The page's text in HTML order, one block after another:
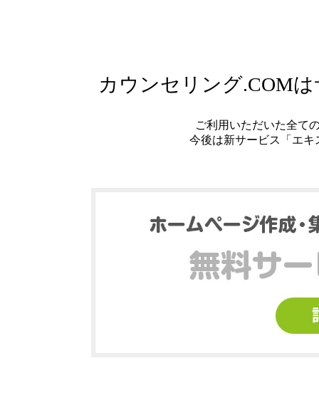
カウンセリング.COM
ご利用いただいた全て
今後は新サービス「エ